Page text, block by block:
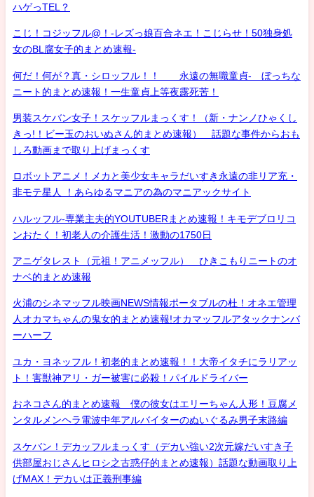
ハゲっTEL？
こじ！コジッフル@！-レズっ娘百合ネエ！こじらせ！50独身処
女のBL腐女子的まとめ速報-
何だ！何が？真・シロッフル！！ 永遠の無職童貞- ぼっちな
ニート的まとめ速報！一生童貞上等夜露死苦！
男装スケバン女子！スケッフルまっくす！（新・ナンノひゃくし
きっ!！ビー玉のおいぬさん的まとめ速報） 話題な事件からおも
しろ動画まで取り上げまっくす
ロボットアニメ！メカと美少女キャラだいすき永遠の非リア充・
非モテ星人 ！あらゆるマニアの為のマニアックサイト
ハルッフル-専業主夫的YOUTUBERまとめ速報！キモデブロリコ
ンおたく！初老人の介護生活！激動の1750日
アニゲタレスト（元祖！アニメッフル） ひきこもりニートのオ
ナベ的まとめ速報
火浦のシネマッフル映画NEWS情報ポータブルの杜！オネエ管理
人オカマちゃんの鬼女的まとめ速報!オカマッフルアタックナンバ
ーハーフ
ユカ・ヨネッフル！初老的まとめ速報！！大帝イタチにラリアッ
ト！害獣神アリ・ガー被害に必殺！パイルドライバー
おネコさん的まとめ速報 僕の彼女はエリーちゃん人形！豆腐メ
ンタルメンヘラ電波中年アルバイターのぬいぐるみ男子末路編
スケバン！デカッフルまっくす（デカい強い2次元嫁だいすき子
供部屋おじさんヒロシ之古惑仔的まとめ速報）話題な動画取り上
げMAX！デカいは正義刑事編